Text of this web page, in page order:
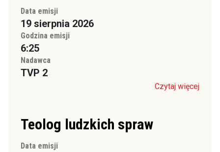
Data emisji
19 sierpnia 2026
Godzina emisji
6:25
Nadawca
TVP 2
Czytaj więcej
Teolog ludzkich spraw
Data emisji